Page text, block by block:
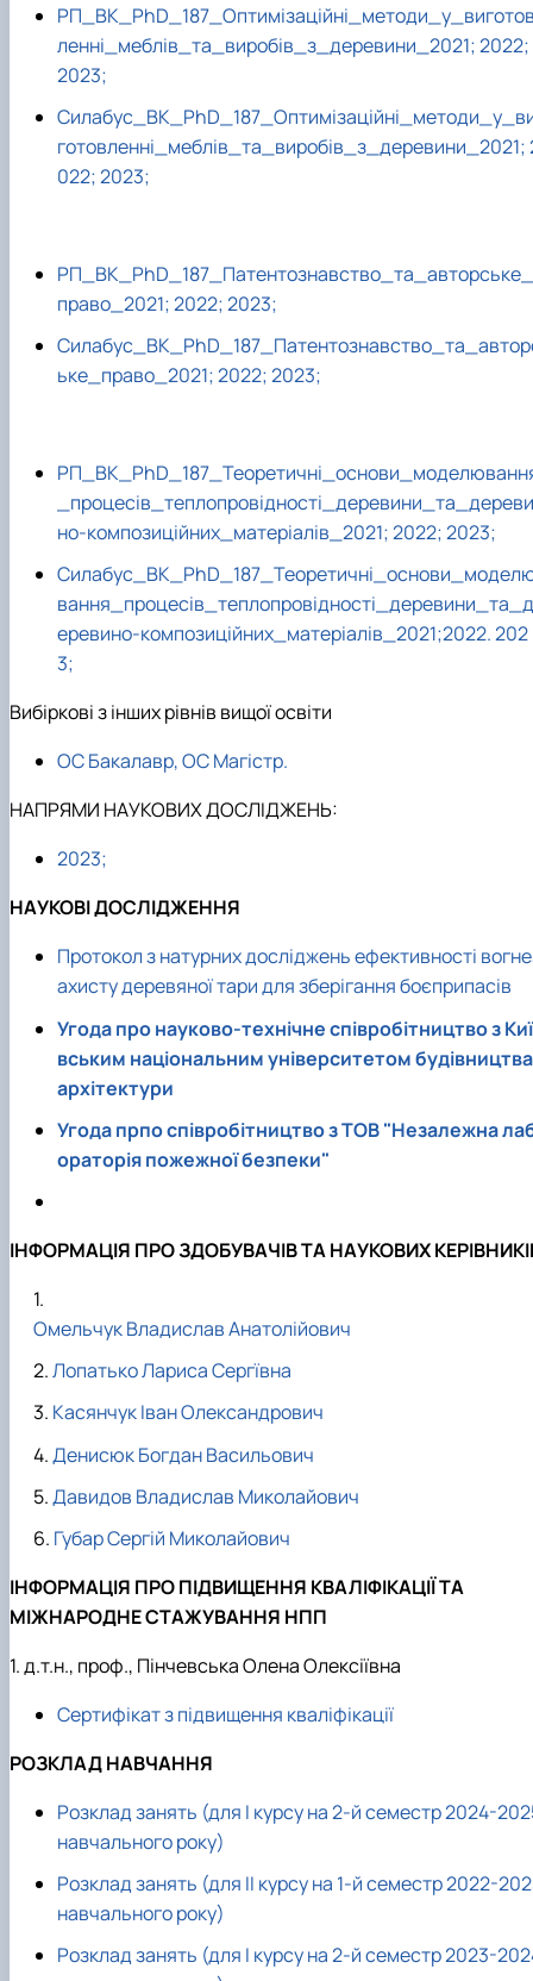
ленні_меблів_та_виробів_з_деревини_2021;2022;
2023;
готовленні_меблів_та_виробів_з_деревини_2021;
022;2023;
РП_ВК_PhD_187_Патентознавство_та_авторське_
право_2021;2022;2023;
ьке_право_2021;2022;2023;
_процесів_теплопровідності_деревини_та_дереви
но-композиційних_матеріалів_2021;2022;2023;
вання_процесів_теплопровідності_деревини_та_д
еревино-композиційних_матеріалів_2021;2022.202
3;
Вибіркові з інших рівнів вищої освіти
ОС Бакалавр, ОС Магістр.
НАПРЯМИ НАУКОВИХ ДОСЛІДЖЕНЬ:
2023;
НАУКОВІ ДОСЛІДЖЕННЯ
Протокол з натурних досліджень ефективності
ахисту деревяної тари для зберігання боєприпасів
Угода про науково-технічне співробітництво з Киї
вським національним університетом будівництва
архітектури
Угода прпо співробітництво з ТОВ "Незалежна
ораторія пожежної безпеки"
ІНФОРМАЦІЯ ПРО ЗДОБУВАЧІВ ТА НАУКОВИХ
Омельчук Владислав Анатолійович
Лопатько Лариса Сергївна
Касянчук Іван Олександрович
Денисюк Богдан Васильович
Давидов Владислав Миколайович
Губар Сергій Миколайович
ІНФОРМАЦІЯ ПРО ПІДВИЩЕННЯ КВАЛІФІКАЦІЇ ТА
МІЖНАРОДНЕ СТАЖУВАННЯ НПП
1. д.т.н., проф., Пінчевська Олена Олексіївна
Сертифікат з підвищення кваліфікації
РОЗКЛАД НАВЧАННЯ
Розклад занять (для І курсу на 2-й семестр 2024-
навчального року)
Розклад занять (для ІІ курсу на 1-й семестр 2022-
навчального року)
Розклад занять (для І курсу на 2-й семестр 2023-